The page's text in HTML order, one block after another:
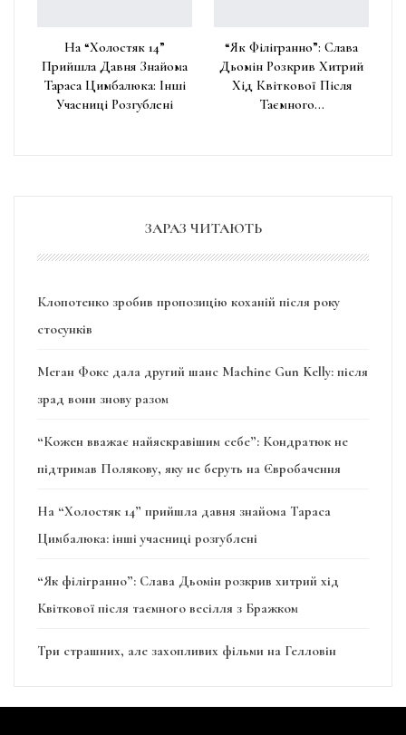
На “Холостяк 14”
Прийшла Давня Знайома
Тараса Цимбалюка: Інші
Учасниці Розгублені
“Як Філігранно”: Слава
Дьомін Розкрив Хитрий
Хід Квіткової Після
Таємного…
ЗАРАЗ ЧИТАЮТЬ
Клопотенко зробив пропозицію коханій після року
стосунків
Меган Фокс дала другий шанс Machine Gun Kelly: після
зрад вони знову разом
“Кожен вважає найяскравішим себе”: Кондратюк не
підтримав Полякову, яку не беруть на Євробачення
На “Холостяк 14” прийшла давня знайома Тараса
Цимбалюка: інші учасниці розгублені
“Як філігранно”: Слава Дьомін розкрив хитрий хід
Квіткової після таємного весілля з Бражком
Три страшних, але захопливих фільми на Гелловін